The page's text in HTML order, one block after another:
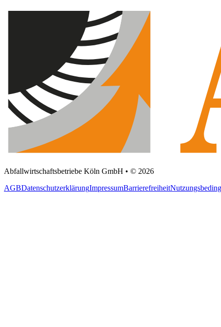
Abfallwirtschaftsbetriebe Köln GmbH • © 2026
AGBDatenschutzerklärungImpressumBarrierefreiheit